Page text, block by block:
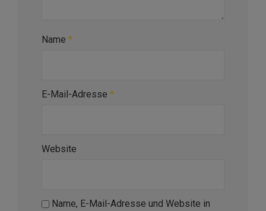
Name *
E-Mail-Adresse *
Website
Name, E-Mail-Adresse und Website in